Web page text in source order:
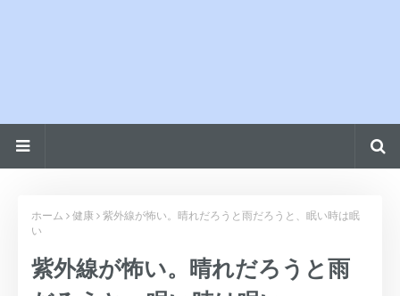
ホーム 健康
紫外線が怖い。晴れだろうと雨だろうと、眠い時は眠
い
紫外線が怖い。晴れだろうと雨